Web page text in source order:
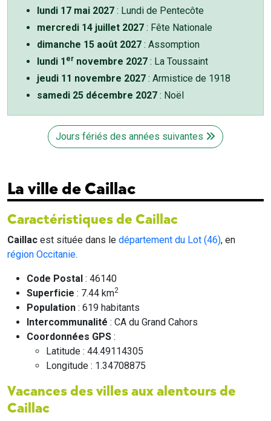
lundi 17 mai 2027 : Lundi de Pentecôte
mercredi 14 juillet 2027 : Fête Nationale
dimanche 15 août 2027 : Assomption
lundi 1 er novembre 2027 : La Toussaint
jeudi 11 novembre 2027 : Armistice de 1918
samedi 25 décembre 2027 : Noël
Jours fériés des années suivantes
La ville de Caillac
Caractéristiques de Caillac
Caillac est située dans le département du Lot (46), en
région Occitanie.
Code Postal : 46140
Superficie : 7.44 km2
Population : 619 habitants
Intercommunalité : CA du Grand Cahors
Coordonnées GPS :
Latitude : 44.49114305
Longitude : 1.34708875
Vacances des villes aux alentours de
Caillac